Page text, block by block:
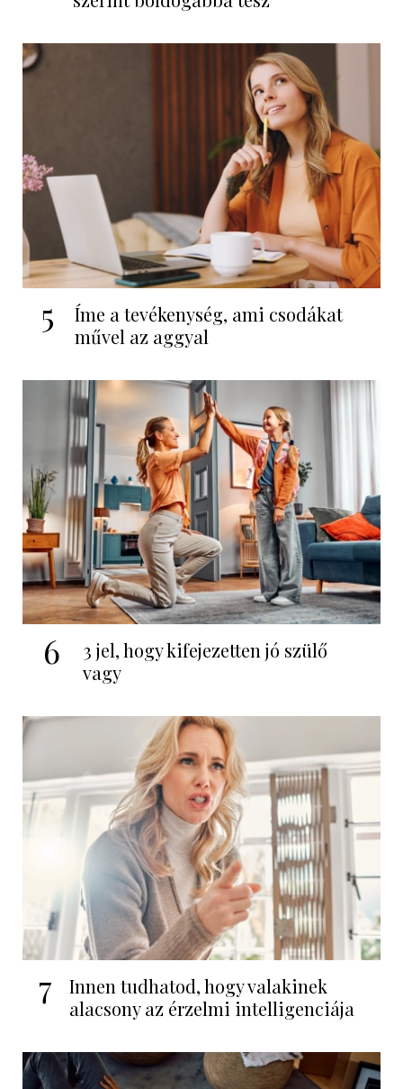
5
Íme a tevékenység, ami csodákat
művel az aggyal
6
3 jel, hogy kifejezetten jó szülő
vagy
7
Innen tudhatod, hogy valakinek
alacsony az érzelmi intelligenciája